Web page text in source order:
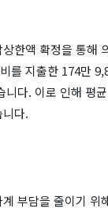
한액 확정을 통해
를 지출한 174만
니다. 이로 인해 평
다.
부담을 줄이기 위